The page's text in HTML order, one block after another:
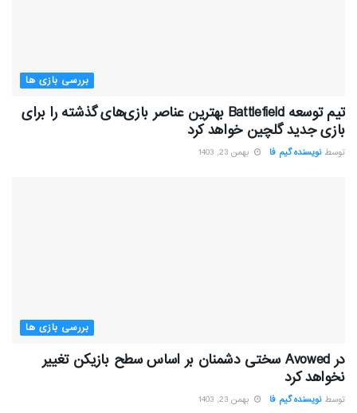
بررسی بازی ها
تیم توسعه Battlefield بهترین عناصر بازی‌های گذشته را برای
بازی جدید گلچین خواهد کرد
توسط نویسنده گیم فا بهمن 23, 1403
بررسی بازی ها
در Avowed سختی دشمنان بر اساس سطح بازیکن تغییر
نخواهد کرد
توسط نویسنده گیم فا بهمن 23, 1403